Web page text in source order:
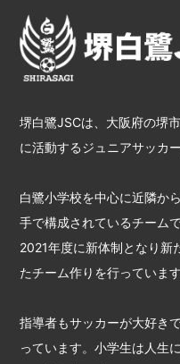
堺白鷺JSCは、大阪府の堺
に活動するジュニアサッカ
白鷺小学校を中心に近隣か
手で構成されているチーム
2021年度に新体制となり新
たチーム作りを行っています
指導者もサッカーが大好き
っています。小学生は人生